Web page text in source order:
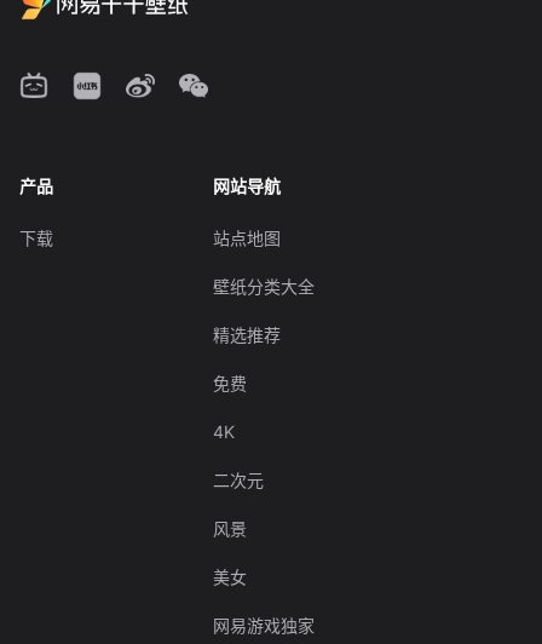
产品
下载
网站导航
站点地图
壁纸分类大全
精选推荐
免费
4K
二次元
风景
美女
网易游戏独家